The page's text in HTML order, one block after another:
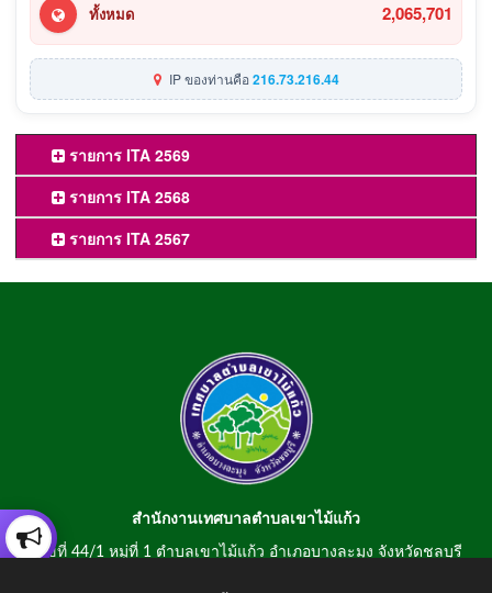
ทั้งหมด 2,065,701
IP ของท่านคือ216.73.216.44
รายการ ITA 2569
รายการ ITA 2568
รายการ ITA 2567
สำนักงานเทศบาลตำบลเขาไม้แก้ว
เลขที่ 44/1 หมู่ที่ 1 ตำบลเขาไม้แก้ว อำเภอบางละมุง จังหวัดชลบุรี